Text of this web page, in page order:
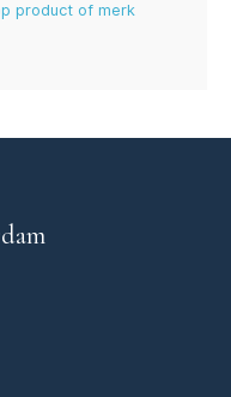
product of merk